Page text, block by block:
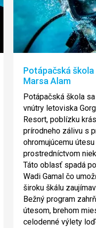
Potápačská škola
Marsa Alam
Potápačská škola
vnútry letoviska
Resort, poblízku
prírodneho zálivu s
ohromujúcemu útesu
prostredníctvom
Táto oblasť spadá
Wadi Gamal čo
široku škálu
Bežný program
útesom, brehom
celodenné výlety